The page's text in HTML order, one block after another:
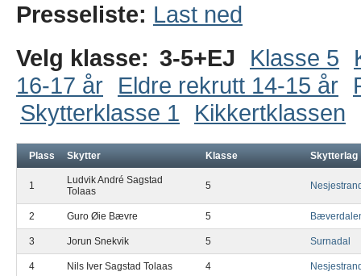
Presseliste: Last ned
Velg klasse: 3-5+EJ Klasse 5
16-17 år
Eldre rekrutt 14-15 år
Skytterklasse 1
Kikkertklassen
Plass Skytter Klasse Skytterlag
1
Ludvik André Sagstad
Tolaas
5
2 Guro Øie Bævre 5
3 Jorun Snekvik 5 Surnadal
4 Nils Iver Sagstad Tolaas 4